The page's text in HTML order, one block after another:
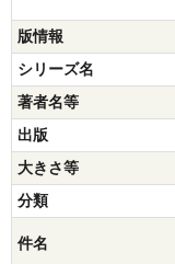
版情報
シリーズ名
著者名等
出版
大きさ等
分類
件名